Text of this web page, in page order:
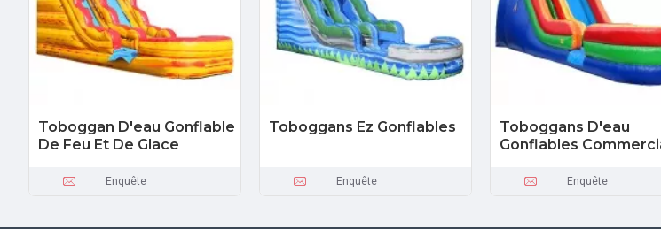
Toboggan D'eau Gonflable
De Feu Et De Glace
Enquête
Toboggans Ez Gonflables
Enquête
Toboggans D'eau
Gonflables
Enquête